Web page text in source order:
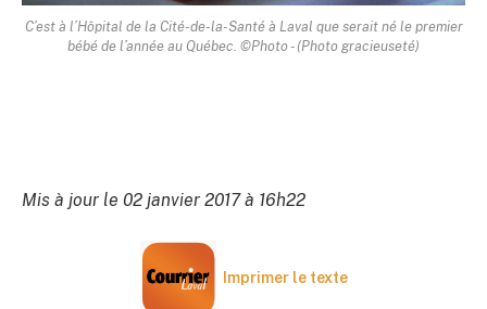
C’est à l’Hôpital de la Cité-de-la-Santé à Laval que serait né le premier
bébé de l’année au Québec. ©Photo - (Photo gracieuseté)
Mis à jour le 02 janvier 2017 à 16h22
Imprimer le texte